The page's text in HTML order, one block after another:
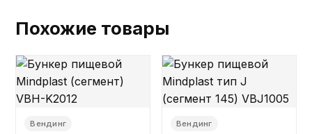
Похожие товары
Вендинг Вендинг